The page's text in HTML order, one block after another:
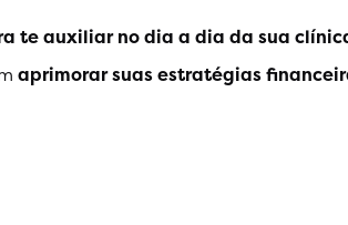
te auxiliar no dia a dia da sua
aprimorar suas estratégias